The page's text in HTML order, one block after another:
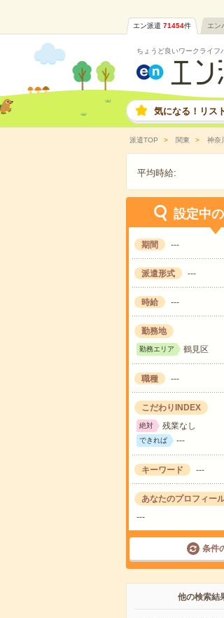
エン派遣 71454件 エン
ちょうど良いワークライフ
気になる！リス
派遣TOP 関東 神奈
平均時給:
設定中
期間 ---
派遣形式 ---
時給 ---
勤務地
勤務エリア 鶴見区
職種 ---
こだわりINDEX
絶対 残業なし
できれば ---
キーワード ---
あなたのプロフィー
---
条件
他の検索結